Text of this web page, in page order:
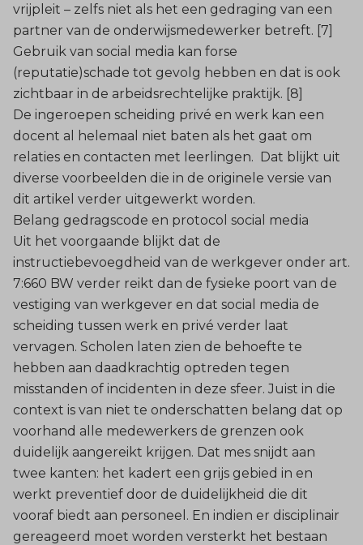
vrijpleit – zelfs niet als het een gedraging van een
partner van de onderwijsmedewerker betreft. [7]
Gebruik van social media kan forse
(reputatie)schade tot gevolg hebben en dat is ook
zichtbaar in de arbeidsrechtelijke praktijk. [8]
De ingeroepen scheiding privé en werk kan een
docent al helemaal niet baten als het gaat om
relaties en contacten met leerlingen. Dat blijkt uit
diverse voorbeelden die in de originele versie van
dit artikel verder uitgewerkt worden.
Belang gedragscode en protocol social media
Uit het voorgaande blijkt dat de
instructiebevoegdheid van de werkgever onder art.
7:660 BW verder reikt dan de fysieke poort van de
vestiging van werkgever en dat social media de
scheiding tussen werk en privé verder laat
vervagen. Scholen laten zien de behoefte te
hebben aan daadkrachtig optreden tegen
misstanden of incidenten in deze sfeer. Juist in die
context is van niet te onderschatten belang dat op
voorhand alle medewerkers de grenzen ook
duidelijk aangereikt krijgen. Dat mes snijdt aan
twee kanten: het kadert een grijs gebied in en
werkt preventief door de duidelijkheid die dit
vooraf biedt aan personeel. En indien er disciplinair
gereageerd moet worden versterkt het bestaan